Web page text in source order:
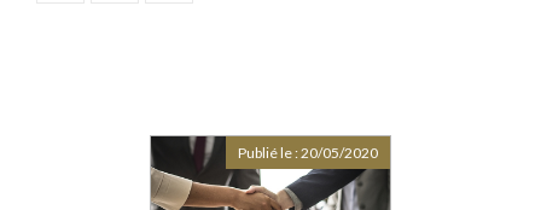
Publié le :20/05/2020